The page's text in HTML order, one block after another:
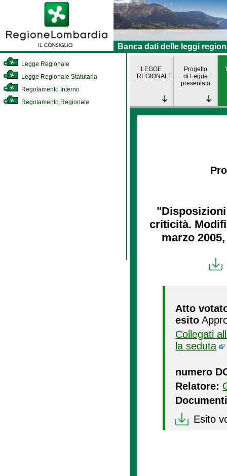
Banca dati delle leggi
Legge Regionale
Legge Regionale Statutaria
Regolamento Interno
Regolamento Regionale
LEGGE
REGIONALE
Progetto
di Legge
presentato
criticità.
marzo
Atto
esito
Collegati
la seduta
numero
Relatore:
Esito